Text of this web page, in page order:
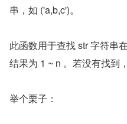
串，如 ('a,b,c')。
此函数用于查找 str 字符串
结果为 1 ~ n 。若没有找到
举个栗子：